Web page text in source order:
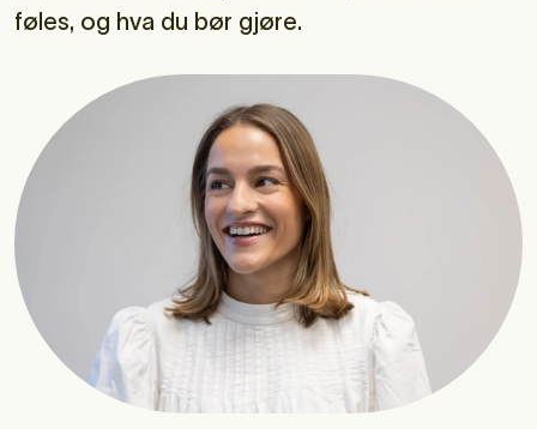
føles, og hva du bør gjøre.